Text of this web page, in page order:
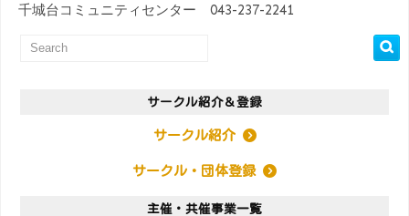
千城台コミュニティセンター 043-237-2241
サークル紹介＆登録
サークル紹介
サークル・団体登録
主催・共催事業一覧